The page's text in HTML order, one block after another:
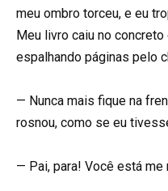
meu ombro torceu, e eu
Meu livro caiu no
espalhando páginas pelo
— Nunca mais fique na
rosnou, como se eu
— Pai, para! Você está me